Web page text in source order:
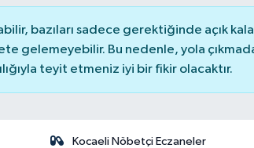
bazıları sadece gerektiğinde açık
gelemeyebilir. Bu nedenle, yola
teyit etmeniz iyi bir fikir olacaktır.
Kocaeli Nöbetçi Eczaneler